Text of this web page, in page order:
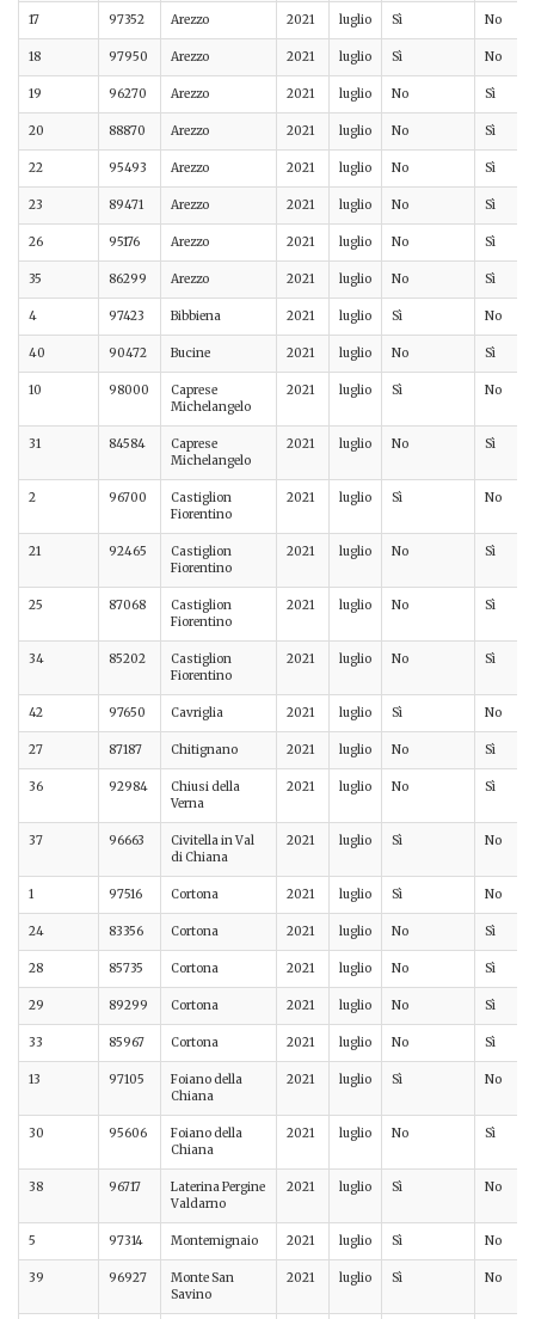
17 97352 Arezzo 2021 luglio Sì No
18 97950 Arezzo 2021 luglio Sì No
19 96270 Arezzo 2021 luglio No Sì
20 88870 Arezzo 2021 luglio No Sì
22 95493 Arezzo 2021 luglio No Sì
23 89471 Arezzo 2021 luglio No Sì
26 95176 Arezzo 2021 luglio No Sì
35 86299 Arezzo 2021 luglio No Sì
4 97423 Bibbiena 2021 luglio Sì No
40 90472 Bucine 2021 luglio No Sì
10 98000
Caprese
Michelangelo
2021 luglio Sì No
31 84584
Caprese
Michelangelo
2021 luglio No Sì
2 96700
Castiglion
Fiorentino
2021 luglio Sì No
21 92465
Castiglion
Fiorentino
2021 luglio No Sì
25 87068
Castiglion
Fiorentino
2021 luglio No Sì
34 85202
Castiglion
Fiorentino
2021 luglio No Sì
42 97650 Cavriglia 2021 luglio Sì No
27 87187 Chitignano 2021 luglio No Sì
36 92984
Chiusi della
Verna
2021 luglio No Sì
37 96663
Civitella in Val
di Chiana
2021 luglio Sì No
1 97516 Cortona 2021 luglio Sì No
24 83356 Cortona 2021 luglio No Sì
28 85735 Cortona 2021 luglio No Sì
29 89299 Cortona 2021 luglio No Sì
33 85967 Cortona 2021 luglio No Sì
13 97105
Foiano della
Chiana
2021 luglio Sì No
30 95606
Foiano della
Chiana
2021 luglio No Sì
38 96717
Laterina Pergine
Valdarno
2021 luglio Sì No
5 97314 Montemignaio 2021 luglio Sì No
39 96927
Monte San
Savino
2021 luglio Sì No